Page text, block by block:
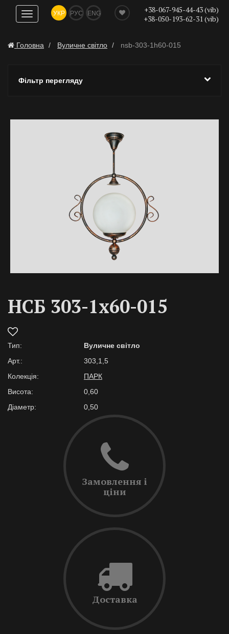
Показати
навігацію
УКР РУС ENG
+38-067-945-44-43 (vib)
+38-050-193-62-31 (vib)
Головна Вуличне світло nsb-303-1h60-015
Фільтр перегляду
НСБ 303-1х60-015
Тип:
Вуличне світло
Арт.:
303,1,5
Колекція:
ПАРК
Висота:
0,60
Діаметр:
0,50
Замовлення і
ціни
Доставка